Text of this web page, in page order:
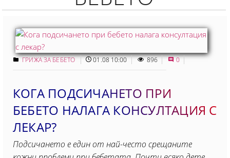
ГРИЖА ЗА БЕБЕТО 01.08 10:00 896 0
КОГА ПОДСИЧАНЕТО ПРИ
БЕБЕТО НАЛАГА КОНСУЛТАЦИЯ С
ЛЕКАР?
Подсичането е един от най-често срещаните